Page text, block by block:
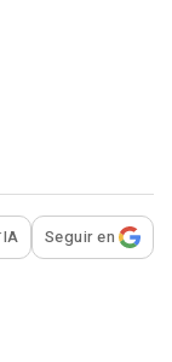
para
IA Seguir en